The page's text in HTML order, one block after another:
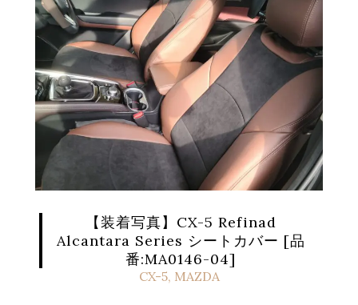
【装着写真】CX-5 Refinad
Alcantara Series シートカバー [品
番:MA0146-04]
CX-5, MAZDA